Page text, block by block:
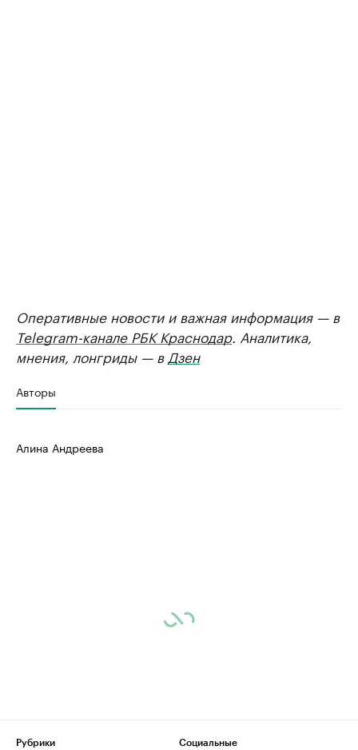
Оперативные новости и важная информация — в
Telegram-канале РБК Краснодар. Аналитика,
мнения, лонгриды — в Дзен
Авторы
Алина Андреева
Рубрики
Социальные